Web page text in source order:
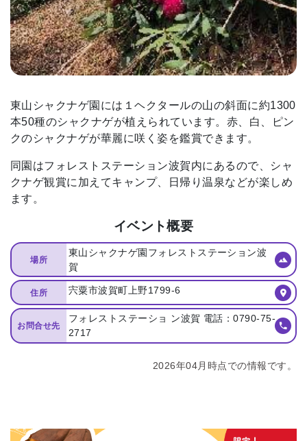
東⼭シャクナゲ園には１ヘクタールの⼭の斜⾯に約1300
本50種のシャクナゲが植えられています。⾚、⽩、ピン
クのシャクナゲが華麗に咲く姿を鑑賞できます。
同園はフォレストステーション波賀内にあるので、シャ
クナゲ観賞に加えてキャンプ、⽇帰り温泉などが楽しめ
ます。
イベント概要
場所
東⼭シャクナゲ園フォレストステーション波
賀
住所 宍粟市波賀町上野1799-6
お問合せ先
フォレストステーショ ン波賀 電話：0790-75-
2717
2026年04月時点での情報です。